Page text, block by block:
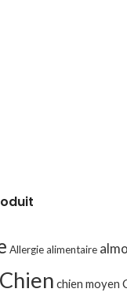
Allergie alimentaire
Chien chien moyen